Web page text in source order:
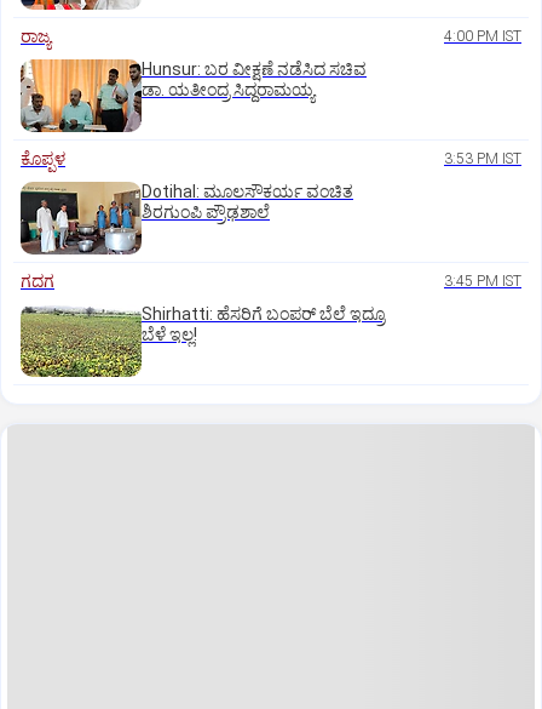
ರಾಜ್ಯ 4:00 PM IST
Hunsur: ಬರ ವೀಕ್ಷಣೆ ನಡೆಸಿದ ಸಚಿವ
ಡಾ. ಯತೀಂದ್ರ ಸಿದ್ದರಾಮಯ್ಯ
ಕೊಪ್ಪಳ 3:53 PM IST
Dotihal: ಮೂಲಸೌಕರ್ಯ ವಂಚಿತ
ಶಿರಗುಂಪಿ ಪ್ರೌಢಶಾಲೆ
ಗದಗ 3:45 PM IST
Shirhatti: ಹೆಸರಿಗೆ ಬಂಪರ್ ಬೆಲೆ ಇದ್ರೂ
ಬೆಳೆ ಇಲ್ಲ!